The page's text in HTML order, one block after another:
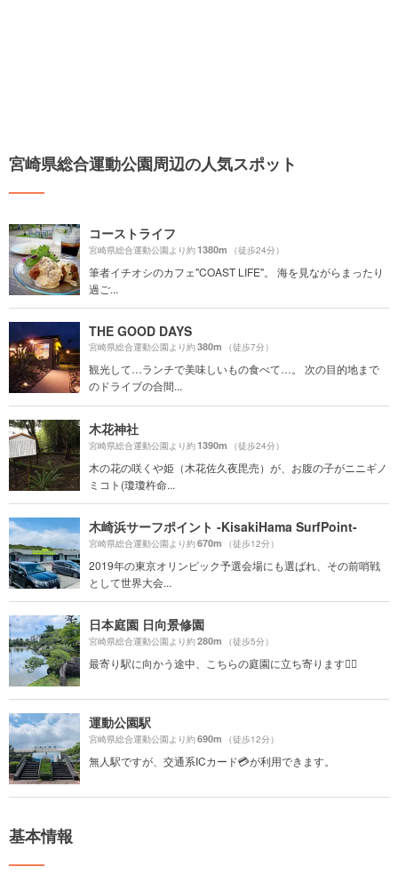
宮崎県総合運動公園周辺の人気スポット
コーストライフ
宮崎県総合運動公園より約1380m （徒歩24分）
筆者イチオシのカフェ"COAST LIFE"。 海を見ながらまったり
過ご...
THE GOOD DAYS
宮崎県総合運動公園より約380m （徒歩7分）
観光して…ランチで美味しいもの食べて…。 次の目的地まで
のドライブの合間...
木花神社
宮崎県総合運動公園より約1390m （徒歩24分）
木の花の咲くや姫（木花佐久夜毘売）が、お腹の子がニニギノ
ミコト(瓊瓊杵命...
木崎浜サーフポイント -KisakiHama SurfPoint-
宮崎県総合運動公園より約670m （徒歩12分）
2019年の東京オリンピック予選会場にも選ばれ、その前哨戦
として世界大会...
日本庭園 日向景修園
宮崎県総合運動公園より約280m （徒歩5分）
最寄り駅に向かう途中、こちらの庭園に立ち寄ります🚶‍♂️
運動公園駅
宮崎県総合運動公園より約690m （徒歩12分）
無人駅ですが、交通系ICカード💳が利用できます。
基本情報